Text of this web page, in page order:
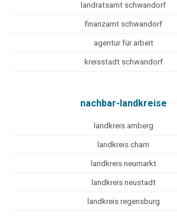
landratsamt schwandorf
finanzamt schwandorf
agentur für arbeit
kreisstadt schwandorf
nachbar-landkreise
landkreis amberg
landkreis cham
landkreis neumarkt
landkreis neustadt
landkreis regensburg